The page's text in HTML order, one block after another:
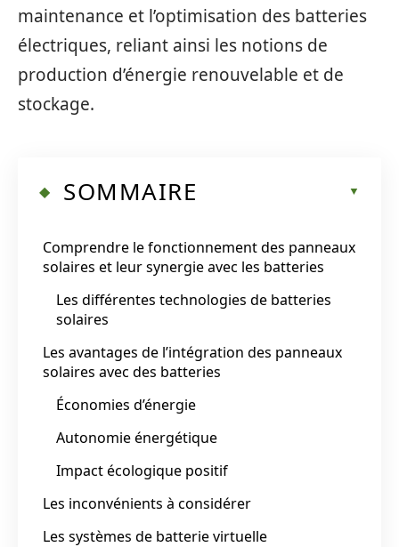
maintenance et l’optimisation des batteries
électriques, reliant ainsi les notions de
production d’énergie renouvelable et de
stockage.
SOMMAIRE
Comprendre le fonctionnement des panneaux
solaires et leur synergie avec les batteries
Les différentes technologies de batteries
solaires
Les avantages de l’intégration des panneaux
solaires avec des batteries
Économies d’énergie
Autonomie énergétique
Impact écologique positif
Les inconvénients à considérer
Les systèmes de batterie virtuelle